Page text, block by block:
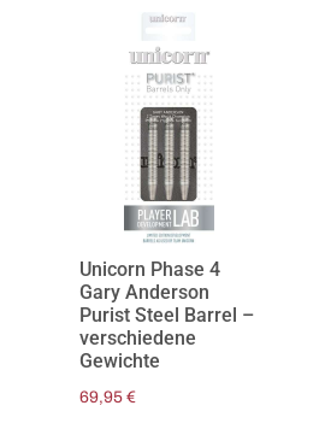
Unicorn Phase 4
Gary Anderson
Purist Steel Barrel –
verschiedene
Gewichte
69,95 €